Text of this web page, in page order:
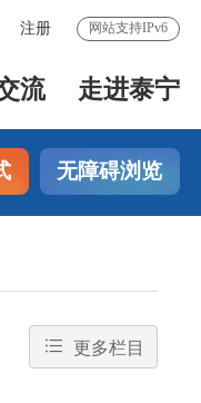
注册 网站支持IPv6
流 走进泰宁
无障碍浏览
更多栏目